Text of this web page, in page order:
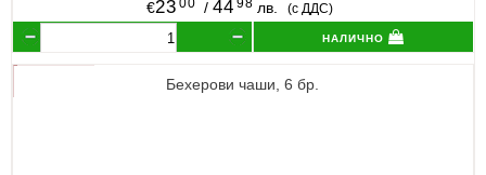
€23 00 /44 98 лв. (с ДДС)
налично
Бехерови чаши, 6 бр.